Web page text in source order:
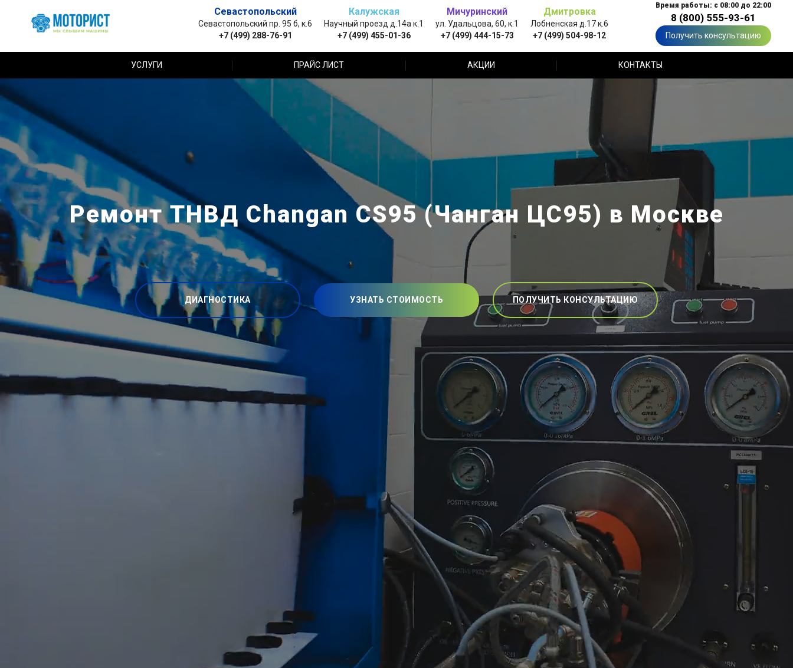
Севастопольский
Севастопольский пр. 95 б, к.6
+7 (499) 288-76-91
Калужская
Научный проезд д.14а к.1
+7 (499) 455-01-36
Мичуринский
ул. Удальцова, 60, к.1
+7 (499) 444-15-73
Дмитровка
Лобненская д.17 к.6
+7 (499) 504-98-12
Время работы: с 08:00 до 22:00
8 (800) 555-93-61
Получить консультацию
УСЛУГИ ПРАЙС ЛИСТ АКЦИИ КОНТАКТЫ
Ремонт ТНВД Changan CS95 (Чанган ЦС95) в Москве
ДИАГНОСТИКА УЗНАТЬ СТОИМОСТЬ ПОЛУЧИТЬ КОНСУЛЬТАЦИЮ